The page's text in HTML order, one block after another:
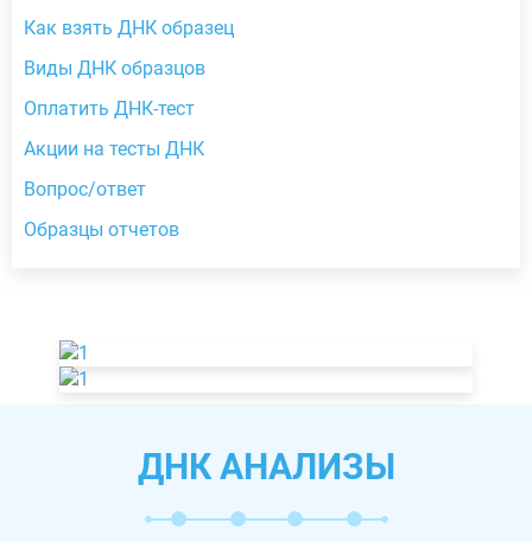
Как взять ДНК образец
Виды ДНК образцов
Оплатить ДНК-тест
Акции на тесты ДНК
Вопрос/ответ
Образцы отчетов
ДНК АНАЛИЗЫ